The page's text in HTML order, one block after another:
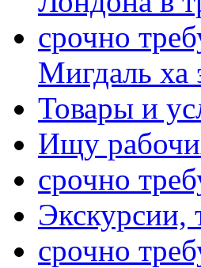
срочно
Мигдаль ха
Товары и
Ищу
срочно
Экскурсии,
срочно